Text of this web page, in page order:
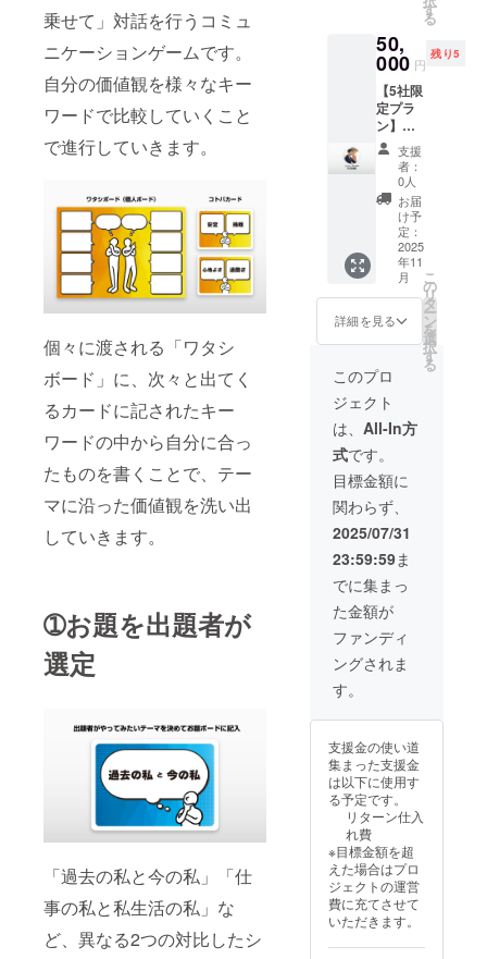
乗せて」対話を行うコミュ
ニケーションゲームです。
自分の価値観を様々なキー
ワードで比較していくこと
で進行していきます。
個々に渡される「ワタシ
ボード」に、次々と出てく
るカードに記されたキー
ワードの中から自分に合っ
たものを書くことで、テー
マに沿った価値観を洗い出
していきます。
➀お題を出題者が
選定
「過去の私と今の私」「仕
事の私と私生活の私」な
ど、異なる2つの対比したシ
※送料込
価
50,000
円（税
込・送
料別）
す
る
50,
000 円
残り5
【5社限
定プラ
ン】
ファシ
リテー
ターど
こでも
出張&半
日利用
ファシ
リテー
ターの
德が国
内のど
こでも
直接伺
いま
す！ 研
修の
ファシ
リテー
ターや
アドバ
イザー
として
半日の
間自由
に利用
できま
す。 詳
細につ
いて
は、支
ルにて
せてい
ただき
ます。
実施期
間は
11月～
2026年
1月の間
とさせ
ていた
だきま
支援
者：
0人
お届
け予
定：
2025
年11
月
詳細を見る
こ
の
リ
タ
ー
ン
を
選
択
す
る
このプロ
ジェクト
は、 All-In方
式です。
目標金額に
関わらず、
2025/07/31
23:59:59ま
でに集まっ
た金額が
ファンディ
ングされま
す。
支援金の使い道
集まった支援金
は以下に使用す
る予定です。
リターン仕入
れ費
※目標金額を超
えた場合はプロ
ジェクトの運営
費に充てさせて
いただきます。